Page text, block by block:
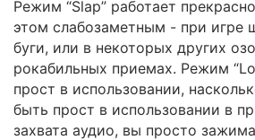
Режим “Slap” работает
этом слабозаметным - при игре
буги, или в некоторых других
рокабильных приемах. Режим
прост в использовании,
быть прост в использовании в
захвата аудио, вы просто